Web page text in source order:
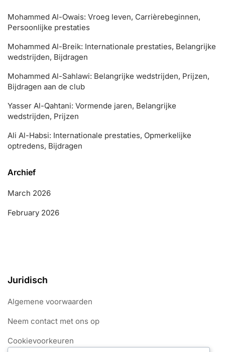
Mohammed Al-Owais: Vroeg leven, Carrièrebeginnen,
Persoonlijke prestaties
Mohammed Al-Breik: Internationale prestaties, Belangrijke
wedstrijden, Bijdragen
Mohammed Al-Sahlawi: Belangrijke wedstrijden, Prijzen,
Bijdragen aan de club
Yasser Al-Qahtani: Vormende jaren, Belangrijke
wedstrijden, Prijzen
Ali Al-Habsi: Internationale prestaties, Opmerkelijke
optredens, Bijdragen
Archief
March 2026
February 2026
Juridisch
Algemene voorwaarden
Neem contact met ons op
Cookievoorkeuren